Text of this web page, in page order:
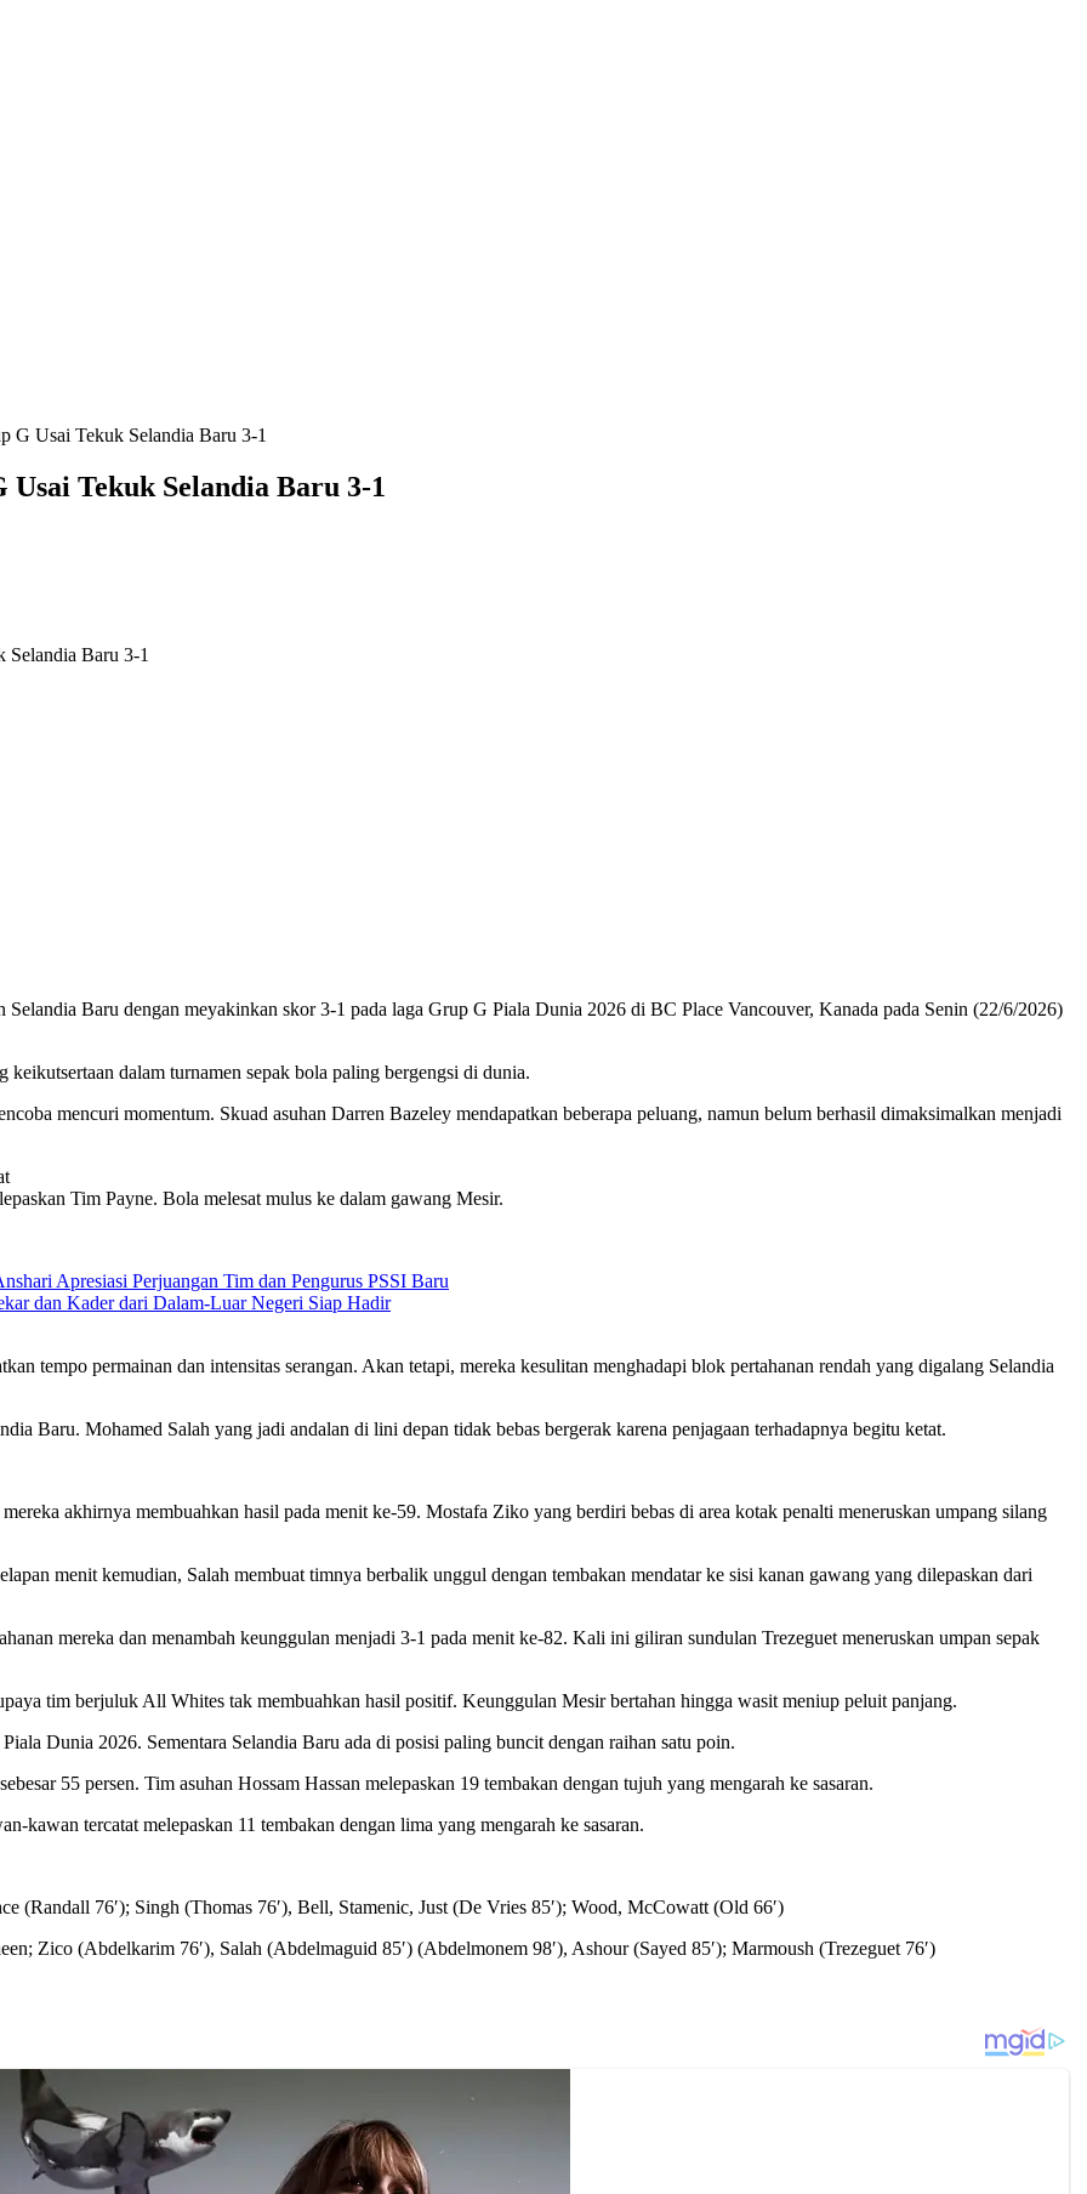
G Usai Tekuk Selandia Baru 3-1
Tekuk Selandia Baru 3-1
Baru dengan meyakinkan skor 3-1 pada laga Grup G Piala Dunia 2026 di BC Place Vancouver, Kanada pada Senin (22/6/2026)
dalam turnamen sepak bola paling bergengsi di dunia.
mencuri momentum. Skuad asuhan Darren Bazeley mendapatkan beberapa peluang, namun belum berhasil dimaksimalkan menjadi
Tim Payne. Bola melesat mulus ke dalam gawang Mesir.
Apresiasi Perjuangan Tim dan Pengurus PSSI Baru
dan Kader dari Dalam-Luar Negeri Siap Hadir
tempo permainan dan intensitas serangan. Akan tetapi, mereka kesulitan menghadapi blok pertahanan rendah yang digalang Selandia
Baru. Mohamed Salah yang jadi andalan di lini depan tidak bebas bergerak karena penjagaan terhadapnya begitu ketat.
akhirnya membuahkan hasil pada menit ke-59. Mostafa Ziko yang berdiri bebas di area kotak penalti meneruskan umpang silang
menit kemudian, Salah membuat timnya berbalik unggul dengan tembakan mendatar ke sisi kanan gawang yang dilepaskan dari
mereka dan menambah keunggulan menjadi 3-1 pada menit ke-82. Kali ini giliran sundulan Trezeguet meneruskan umpan sepak
tim berjuluk All Whites tak membuahkan hasil positif. Keunggulan Mesir bertahan hingga wasit meniup peluit panjang.
Dunia 2026. Sementara Selandia Baru ada di posisi paling buncit dengan raihan satu poin.
55 persen. Tim asuhan Hossam Hassan melepaskan 19 tembakan dengan tujuh yang mengarah ke sasaran.
kawan tercatat melepaskan 11 tembakan dengan lima yang mengarah ke sasaran.
(Randall 76′); Singh (Thomas 76′), Bell, Stamenic, Just (De Vries 85′); Wood, McCowatt (Old 66′)
Zico (Abdelkarim 76′), Salah (Abdelmaguid 85′) (Abdelmonem 98′), Ashour (Sayed 85′); Marmoush (Trezeguet 76′)